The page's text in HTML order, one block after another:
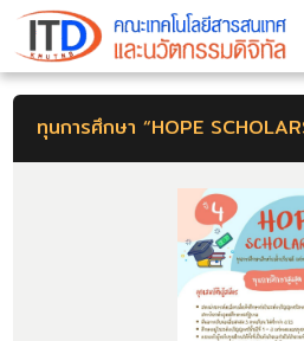
ทุนการศึกษา “HOPE